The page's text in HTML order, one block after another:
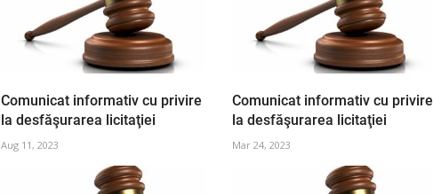
Comunicat informativ cu privire
la desfăşurarea licitaţiei
Aug 11, 2023
Comunicat informativ cu privire
la desfăşurarea licitaţiei
Mar 24, 2023